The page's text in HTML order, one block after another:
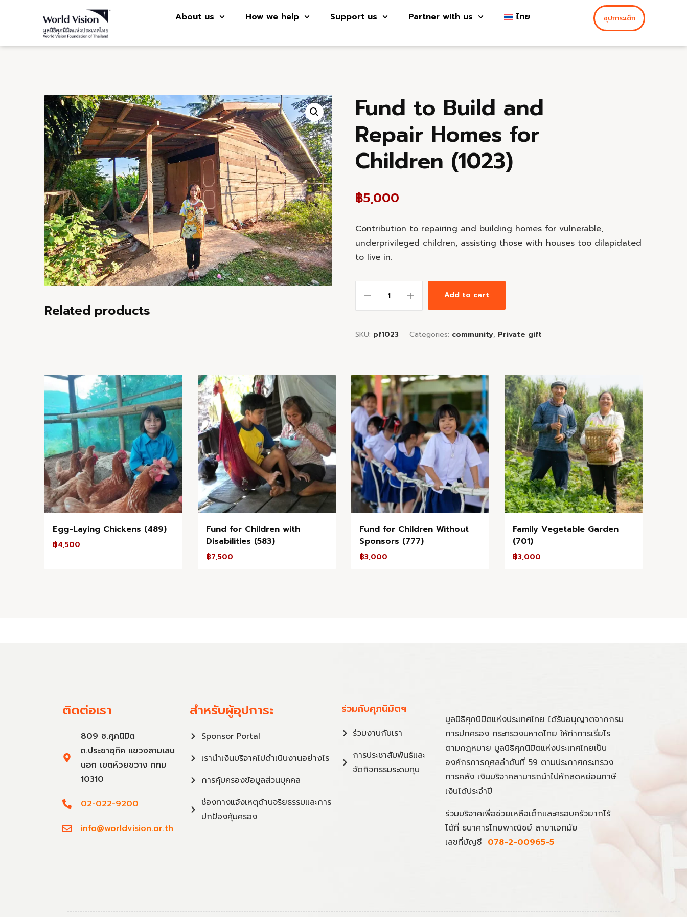
About us How we help Support us Partner with us ไทย อุปการะเด็ก
Fund to Build and
Repair Homes for
Children (1023)
฿5,000
Contribution to repairing and building homes for vulnerable,
underprivileged children, assisting those with houses too dilapidated
to live in.
Add to cart
SKU: pf1023 Categories: community, Private gift
Related products
Egg-Laying Chickens (489)
฿4,500
Fund for Children with
Disabilities (583)
฿7,500
Fund for Children Without
Sponsors (777)
฿3,000
Family Vegetable Garden
(701)
฿3,000
ติดต่อเรา
809 ซ.ศุภนิมิต
ถ.ประชาอุทิศ แขวงสามเสน
นอก เขตห้วยขวาง กทม
10310
02-022-9200
info@worldvision.or.th
สำหรับผู้อุปการะ
Sponsor Portal
เรานำเงินบริจาคไปดำเนินงานอย่างไร
การคุ้มครองข้อมูลส่วนบุคคล
ช่องทางแจ้งเหตุด้านจริยธรรมและการ
ปกป้องคุ้มครอง
ร่วมกับศุภนิมิตฯ
ร่วมงานกับเรา
การประชาสัมพันธ์และ
จัดกิจกรรมระดมทุน
มูลนิธิศุภนิมิตแห่งประเทศไทย ได้รับอนุญาตจากกรม
การปกครอง กระทรวงมหาดไทย ให้ทำการเรี่ยไร
ตามกฎหมาย มูลนิธิศุภนิมิตแห่งประเทศไทยเป็น
องค์กรการกุศลลำดับที่ 59 ตามประกาศกระทรวง
การคลัง เงินบริจาคสามารถนำไปหักลดหย่อนภาษี
เงินได้ประจำปี
ร่วมบริจาคเพื่อช่วยเหลือเด็กและครอบครัวยากไร้
ได้ที่ ธนาคารไทยพาณิชย์ สาขาเอกมัย
เลขที่บัญชี 078-2-00965-5